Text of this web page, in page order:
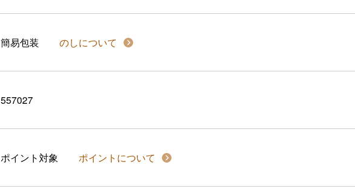
簡易包装 のしについて
557027
ポイント対象 ポイントについて